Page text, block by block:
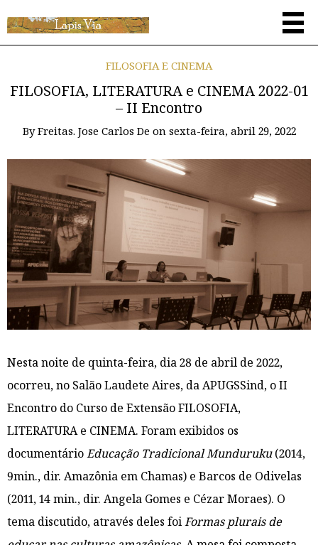
FILOSOFIA E CINEMA
FILOSOFIA, LITERATURA e CINEMA 2022-01
– II Encontro
ByFreitas. Jose Carlos De on sexta-feira, abril 29, 2022
Nesta noite de quinta-feira, dia 28 de abril de 2022,
ocorreu, no Salão Laudete Aires, da APUGSSind, o II
Encontro do Curso de Extensão FILOSOFIA,
LITERATURA e CINEMA. Foram exibidos os
documentárioEducação Tradicional Munduruku(2014,
9min., dir. Amazônia em Chamas) e Barcos de Odivelas
(2011, 14 min., dir. Angela Gomes e Cézar Moraes). O
tema discutido, através deles foiFormas plurais de